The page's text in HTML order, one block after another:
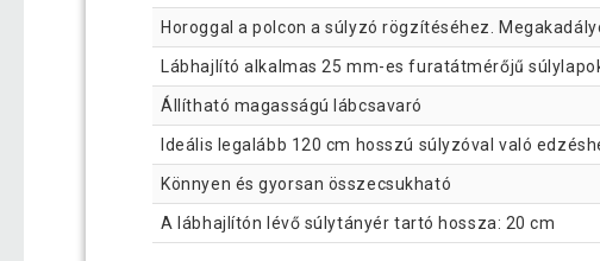
Horoggal a polcon a súlyzó rögzítéséhez.
Lábhajlító alkalmas 25 mm-es furatátmérőjű
Állítható magasságú lábcsavaró
Ideális legalább 120 cm hosszú súlyzóval való
Könnyen és gyorsan összecsukható
A lábhajlítón lévő súlytányér tartó hossza: 20 cm